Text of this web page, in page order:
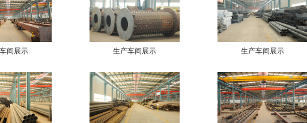
间展示 生产车间展示 生产车间展示